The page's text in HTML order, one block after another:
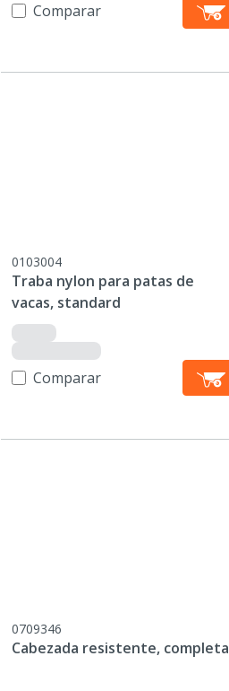
Comparar
0103004
Traba nylon para patas de
vacas, standard
Comparar
0709346
Cabezada resistente, completa